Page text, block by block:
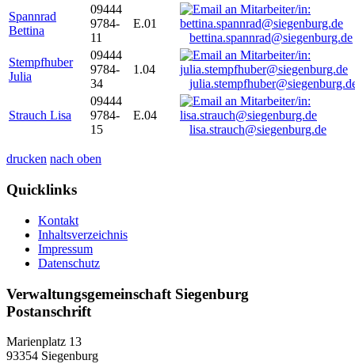
Spannrad
Bettina
09444
9784-
11
E.01
bettina.spannrad@siegenburg.de
Stempfhuber
Julia
09444
9784-
34
1.04
Strauch Lisa
09444
9784-
15
E.04
lisa.strauch@siegenburg.de
drucken nach oben
Quicklinks
Kontakt
Inhaltsverzeichnis
Impressum
Datenschutz
Verwaltungsgemeinschaft Siegenburg
Postanschrift
Marienplatz 13
93354 Siegenburg